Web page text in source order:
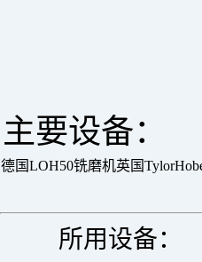
主要设备：
德国LOH50铣磨机英国
所用设备：